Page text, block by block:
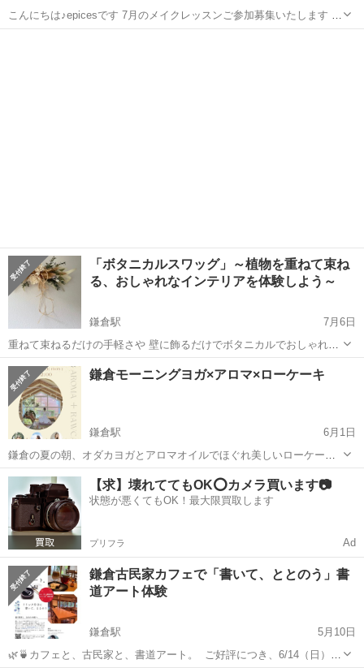
こんにちは♪epicesです 7月のメイクレッスンご参加募集いたします 場
所…きらら鎌倉(鎌倉駅前) ⚫︎普段お使いのメイク用品をご持参頂き 効
「ボタニカルスワッグ」～植物を重ねて束ね
る、おしゃれなインテリアを体験しよう～
鎌倉駅
7月6日
重ねて束ねるだけの手軽さや 壁に飾るだけでボタニカルでおしゃれな
雰囲気 香りのよいユーカリなどのハーブで作れば 自然のアロマも楽し
める 近年人気のインテリアフラワー「スワッグ」 本ワークショップで
は上質な プリザ...
神奈川 鎌倉市 鎌倉駅 ワークショップ
鎌倉モーニングヨガ×アロマ×ローケーキ
鎌倉駅
6月1日
鎌倉の夏の朝、オダカヨガとアロマオイルでほぐれ美しいローケーキ
で満たされ自分自身を大切にして還る時間を過ごしませんか？ お申し
込みは以下へ↓ https://forms.gle/SD53QsvQooxT3wFi9
神奈川 鎌倉市 鎌倉駅 ワークショップ
【求】壊れててもOK⭕️カメラ買います📷
状態が悪くてもOK！最大限買取します
プリフラ Ad
鎌倉古民家カフェで「書いて、ととのう」書
道アート体験
鎌倉駅
5月10日
🌿🍵カフェと、古民家と、書道アート。 ⁡ ご好評につき、6/14（日）に